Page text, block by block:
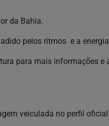
da Bahia.
pelos ritmos e a
para mais informações e
veiculada no perfil